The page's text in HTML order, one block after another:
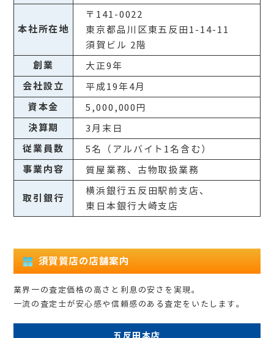
本社所在地
〒141-0022
東京都品川区東五反田1-14-11
須賀ビル 2階
創業
大正9年
会社設立
平成19年4月
資本金
5,000,000円
決算期
3月末日
従業員数
5名（アルバイト1名含む）
事業内容
質屋業務、古物取扱業務
取引銀行
横浜銀行五反田駅前支店、
東日本銀行大崎支店
須賀質店の店舗案内
業界一の査定価格の高さと利息の安さを実現。
一流の査定士が安心感や信頼感のある査定をいたします。
五反田本店